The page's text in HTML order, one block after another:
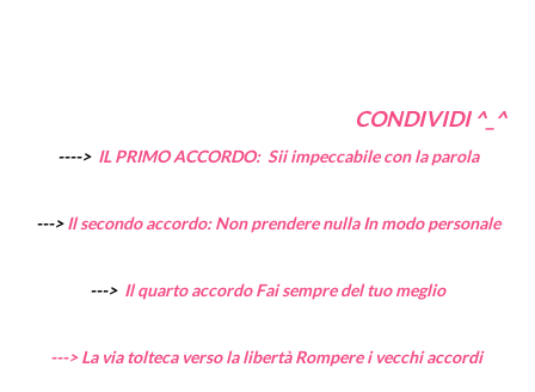
CONDIVIDI ^_^
----> IL PRIMO ACCORDO: Sii impeccabile con la parola
--->Il secondo accordo: Non prendere nulla In modo personale
---> Il quarto accordo Fai sempre del tuo meglio
---> La via tolteca verso la libertà Rompere i vecchi accordi